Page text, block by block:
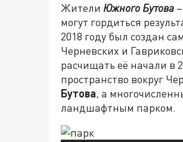
Жители Южного Бутова
могут гордиться
2018 году был создан
Черневских и
расчищать её начали в
пространство вокруг
Бутова, а
ландшафтным парком.